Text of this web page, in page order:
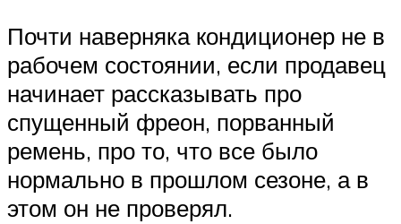
Почти наверняка кондиционер не в
рабочем состоянии, если продавец
начинает рассказывать про
спущенный фреон, порванный
ремень, про то, что все было
нормально в прошлом сезоне, а в
этом он не проверял.